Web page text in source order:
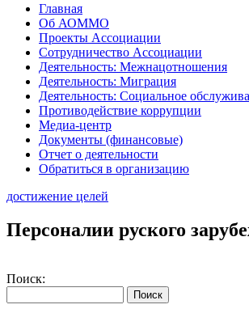
Главная
Об АОММО
Проекты Ассоциации
Сотрудничество Ассоциации
Деятельность: Межнацотношения
Деятельность: Миграция
Деятельность: Социальное
Противодействие коррупции
Медиа-центр
Документы (финансовые)
Отчет о деятельности
Обратиться в организацию
достижение целей
Персоналии руского
Поиск: